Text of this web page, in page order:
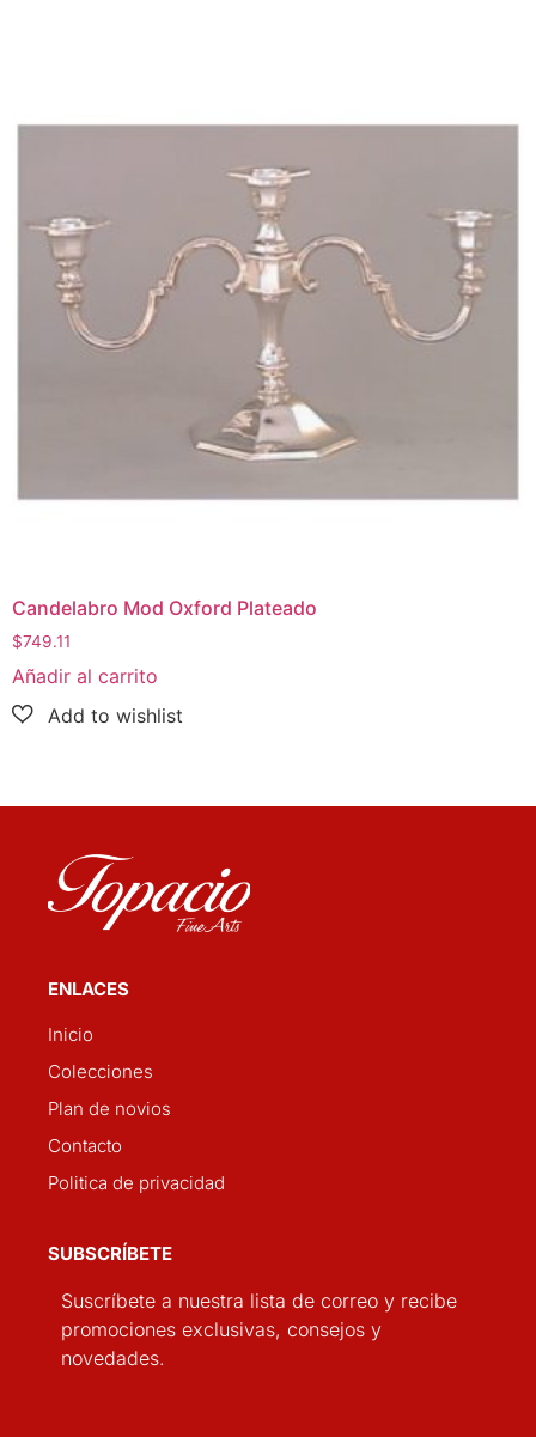
Candelabro Mod Oxford Plateado
$749.11
Añadir al carrito
ENLACES
Inicio
Colecciones
Plan de novios
Contacto
Politica de privacidad
SUBSCRÍBETE
Suscríbete a nuestra lista de correo y recibe
promociones exclusivas, consejos y
novedades.